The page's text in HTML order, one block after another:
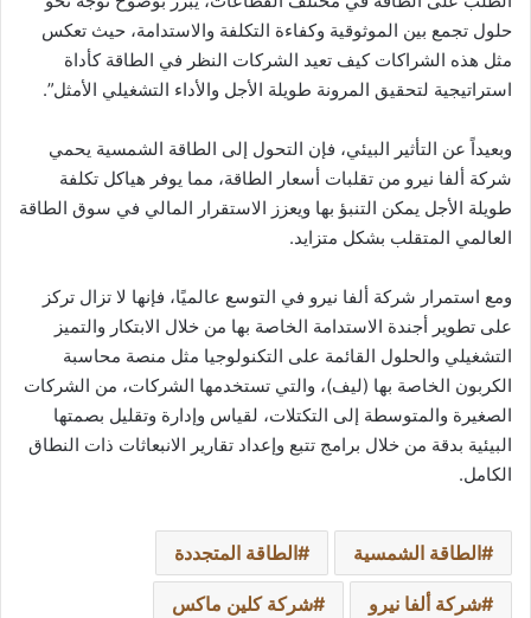
حلول تجمع بين الموثوقية وكفاءة التكلفة والاستدامة، حيث تعكس
مثل هذه الشراكات كيف تعيد الشركات النظر في الطاقة كأداة
استراتيجية لتحقيق المرونة طويلة الأجل والأداء التشغيلي الأمثل”.
وبعيداً عن التأثير البيئي، فإن التحول إلى الطاقة الشمسية يحمي
شركة ألفا نيرو من تقلبات أسعار الطاقة، مما يوفر هياكل تكلفة
طويلة الأجل يمكن التنبؤ بها ويعزز الاستقرار المالي في سوق الطاقة
العالمي المتقلب بشكل متزايد.
ومع استمرار شركة ألفا نيرو في التوسع عالميًا، فإنها لا تزال تركز
على تطوير أجندة الاستدامة الخاصة بها من خلال الابتكار والتميز
التشغيلي والحلول القائمة على التكنولوجيا مثل منصة محاسبة
الكربون الخاصة بها (ليف)، والتي تستخدمها الشركات، من الشركات
الصغيرة والمتوسطة إلى التكتلات، لقياس وإدارة وتقليل بصمتها
البيئية بدقة من خلال برامج تتبع وإعداد تقارير الانبعاثات ذات النطاق
الكامل.
الطاقة الشمسية الطاقة المتجددة
شركة ألفا نيرو شركة كلين ماكس